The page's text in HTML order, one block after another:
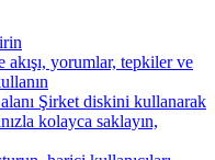
akışı, yorumlar, tepkiler ve
Şirket diskini kullanarak
kolayca saklayın,